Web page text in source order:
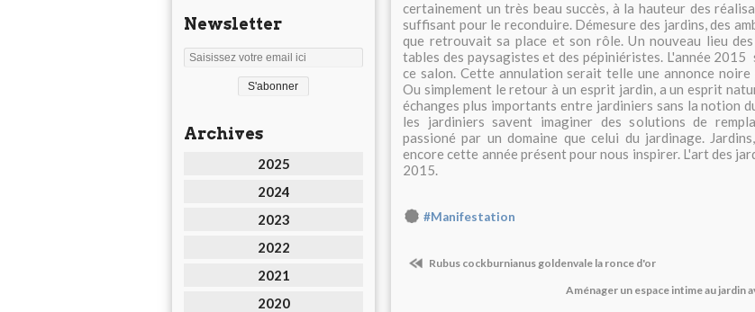
Newsletter
Archives
2025
2024
2023
2022
2021
2020
certainement un très beau succès, à la hauteur des
suffisant pour le reconduire. Démesure des jardins, des
que retrouvait sa place et son rôle. Un nouveau lieu
tables des paysagistes et des pépiniéristes. L'année
ce salon. Cette annulation serait telle une annonce noire
Ou simplement le retour à un esprit jardin, a un esprit
échanges plus importants entre jardiniers sans la notion
les jardiniers savent imaginer des solutions de
passioné par un domaine que celui du jardinage.
encore cette année présent pour nous inspirer. L'art des
2015.
#Manifestation
Rubus cockburnianus goldenvale la ronce d'or
Aménager un espace intime au jardin